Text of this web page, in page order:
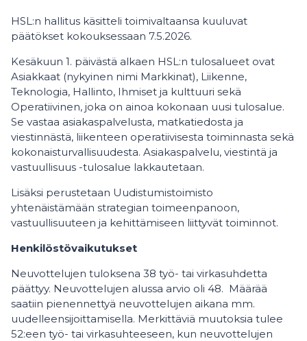
HSL:n hallitus käsitteli toimivaltaansa kuuluvat
päätökset kokouksessaan 7.5.2026.
Kesäkuun 1. päivästä alkaen HSL:n tulosalueet ovat
Asiakkaat (nykyinen nimi Markkinat), Liikenne,
Teknologia, Hallinto, Ihmiset ja kulttuuri sekä
Operatiivinen, joka on ainoa kokonaan uusi tulosalue.
Se vastaa asiakaspalvelusta, matkatiedosta ja
viestinnästä, liikenteen operatiivisesta toiminnasta sekä
kokonaisturvallisuudesta. Asiakaspalvelu, viestintä ja
vastuullisuus -tulosalue lakkautetaan.
Lisäksi perustetaan Uudistumistoimisto
yhtenäistämään strategian toimeenpanoon,
vastuullisuuteen ja kehittämiseen liittyvät toiminnot.
Henkilöstövaikutukset
Neuvottelujen tuloksena 38 työ- tai virkasuhdetta
päättyy. Neuvottelujen alussa arvio oli 48. Määrää
saatiin pienennettyä neuvottelujen aikana mm.
uudelleensijoittamisella. Merkittäviä muutoksia tulee
52:een työ- tai virkasuhteeseen, kun neuvottelujen